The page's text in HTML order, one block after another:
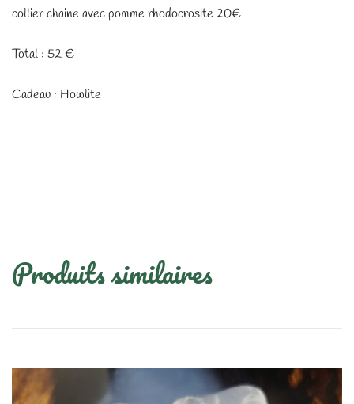
collier chaine avec pomme rhodocrosite 20€
Total : 52 €
Cadeau : Howlite
Produits similaires